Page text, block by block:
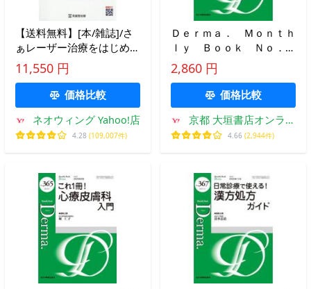
【送料無料】[本/雑誌]/さ
ぁレーザー治療をはじめよ
う! 皮膚科・形成外科のた
めの保険診療 美容皮膚
2026/河野太郎/著
11,550 円
価格比較
ネオウィング Yahoo!店
4.28 (109,007件)
Ｄｅｒｍａ． Ｍｏｎｔｈ
ｌｙ Ｂｏｏｋ Ｎｏ．３
５９（２０２５．４） / 大
久保ゆかり
2,860 円
価格比較
京都 大垣書店オンライ
ン
4.66 (2,944件)